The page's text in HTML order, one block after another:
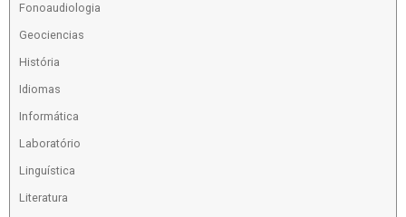
Fonoaudiologia
Geociencias
História
Idiomas
Informática
Laboratório
Linguística
Literatura